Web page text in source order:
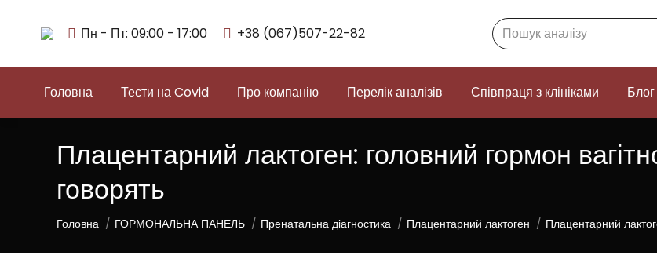
Пн - Пт: 09:00 - 17:00 +38 (067)507-22-82 Search:
Головна Тести на Covid Про компанію Перелік аналізів Співпраця з клініками Блог
Плацентарний лактоген: головний гормон
говорять
You are here:
Головна ГОРМОНАЛЬНА ПАНЕЛЬ Пренатальна діагностика Плацентарний лактоген Плацентарний